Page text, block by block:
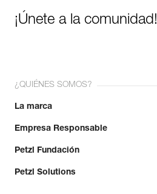
¡Únete a la comunidad!
¿QUIÉNES SOMOS?
La marca
Empresa Responsable
Petzl Fundación
Petzl Solutions